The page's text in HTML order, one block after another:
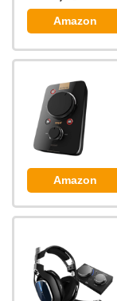
Amazon
Amazon